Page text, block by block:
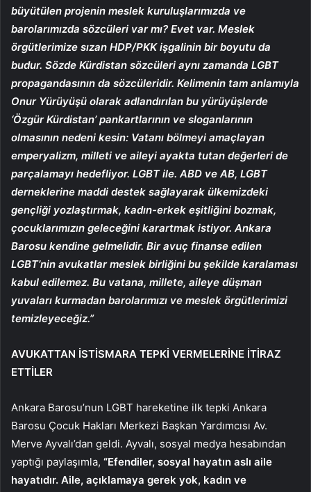
büyütülen projenin meslek kuruluşlarımızda ve
barolarımızda sözcüleri var mı? Evet var. Meslek
örgütlerimize sızan HDP/PKK işgalinin bir boyutu da
budur. Sözde Kürdistan sözcüleri aynı zamanda LGBT
propagandasının da sözcüleridir. Kelimenin tam anlamıyla
Onur Yürüyüşü olarak adlandırılan bu yürüyüşlerde
‘Özgür Kürdistan’ pankartlarının ve sloganlarının
olmasının nedeni kesin: Vatanı bölmeyi amaçlayan
emperyalizm, milleti ve aileyi ayakta tutan değerleri de
parçalamayı hedefliyor. LGBT ile. ABD ve AB, LGBT
derneklerine maddi destek sağlayarak ülkemizdeki
gençliği yozlaştırmak, kadın-erkek eşitliğini bozmak,
çocuklarımızın geleceğini karartmak istiyor. Ankara
Barosu kendine gelmelidir. Bir avuç finanse edilen
LGBT’nin avukatlar meslek birliğini bu şekilde karalaması
kabul edilemez. Bu vatana, millete, aileye düşman
yuvaları kurmadan barolarımızı ve meslek örgütlerimizi
temizleyeceğiz.”
AVUKATTAN İSTİSMARA TEPKİ VERMELERİNE İTİRAZ
ETTİLER
Ankara Barosu’nun LGBT hareketine ilk tepki Ankara
Barosu Çocuk Hakları Merkezi Başkan Yardımcısı Av.
Merve Ayvalı’dan geldi. Ayvalı, sosyal medya hesabından
yaptığı paylaşımla, “Efendiler, sosyal hayatın aslı aile
hayatıdır. Aile, açıklamaya gerek yok, kadın ve